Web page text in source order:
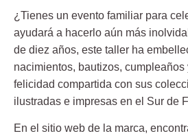
¿Tienes un evento familiar para
ayudará a hacerlo aún más
de diez años, este taller ha
nacimientos, bautizos, cumpleaños
felicidad compartida con sus
ilustradas e impresas en el Sur de
En el sitio web de la marca,